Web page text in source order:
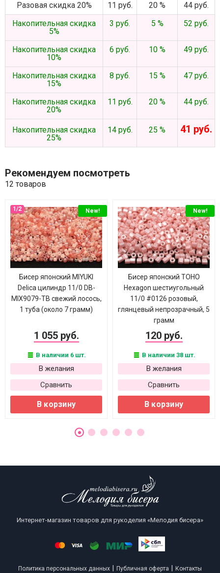
Разовая скидка 20%
11 руб. 20 %
44 руб.
Накопительная скидка
5%
3 руб. 5 % 52 руб.
Накопительная скидка
10%
6 руб. 10 % 49 руб.
Накопительная скидка
15%
8 руб. 15 % 47 руб.
Накопительная скидка
20%
11 руб. 20 % 44 руб.
Накопительная скидка
25%
14 руб. 25 % 41 руб.
Рекомендуем посмотреть
12 товаров
New!
Бисер японский MIYUKI
Delica цилиндр 11/0 DB-
MIX9079-ТВ свежий лосось,
1 туба (около 7 грамм)
1 055 руб.
В наличии 6 шт.
В желания
Сравнить
В корзину
New!
Бисер японский TOHO
Hexagon шестиугольный
11/0 #0126 розовый,
глянцевый непрозрачный, 5
грамм
120 руб.
В наличии 38 шт.
В желания
Сравнить
В корзину
Интернет-магазин товаров для рукоделия «Мелодия бисера»
Политика персональных данных Публичная оферта Контакты